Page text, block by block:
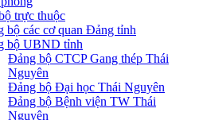
trực thuộc
bộ các cơ quan Đảng tỉnh
bộ UBND tỉnh
Đảng bộ CTCP Gang thép Thái
Nguyên
Đảng bộ Đại học Thái Nguyên
Đảng bộ Bệnh viện TW Thái
Nguyên